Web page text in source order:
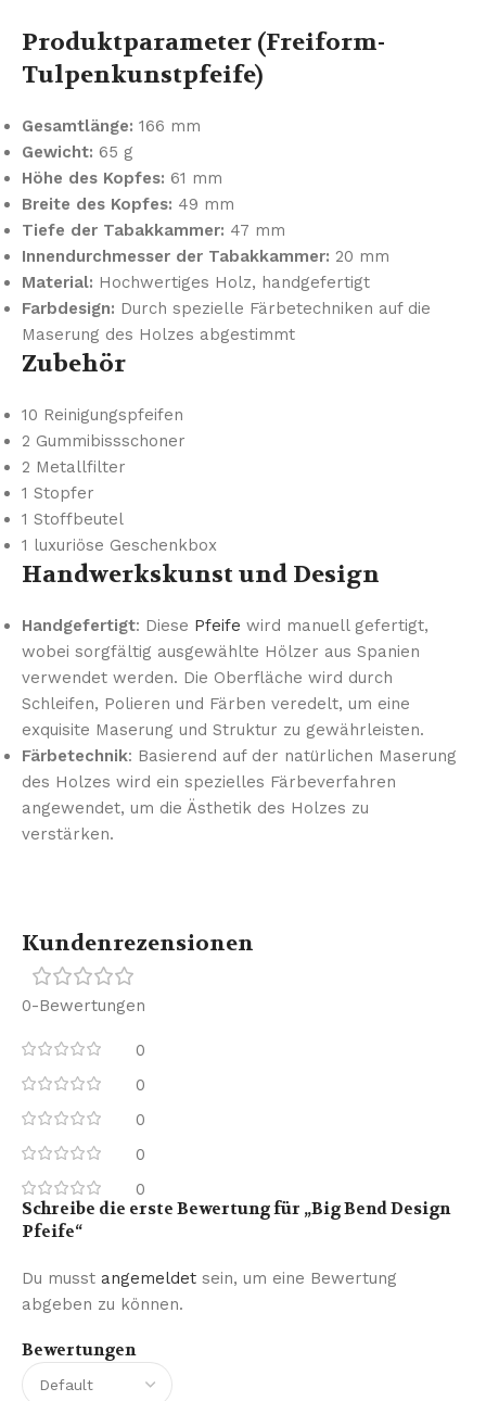
Produktparameter (Freiform-
Tulpenkunstpfeife)
Gesamtlänge: 166 mm
Gewicht: 65 g
Höhe des Kopfes: 61 mm
Breite des Kopfes: 49 mm
Tiefe der Tabakkammer: 47 mm
Innendurchmesser der Tabakkammer: 20 mm
Material: Hochwertiges Holz, handgefertigt
Farbdesign: Durch spezielle Färbetechniken auf die
Maserung des Holzes abgestimmt
Zubehör
10 Reinigungspfeifen
2 Gummibissschoner
2 Metallfilter
1 Stopfer
1 Stoffbeutel
1 luxuriöse Geschenkbox
Handwerkskunst und Design
Handgefertigt: Diese Pfeife wird manuell gefertigt,
wobei sorgfältig ausgewählte Hölzer aus Spanien
verwendet werden. Die Oberfläche wird durch
Schleifen, Polieren und Färben veredelt, um eine
exquisite Maserung und Struktur zu gewährleisten.
Färbetechnik: Basierend auf der natürlichen Maserung
des Holzes wird ein spezielles Färbeverfahren
angewendet, um die Ästhetik des Holzes zu
verstärken.
Kundenrezensionen
0-Bewertungen
0
0
0
0
0
Bewertungen
Schreibe die erste Bewertung für „Big Bend Design
Pfeife“
Du musst angemeldet sein, um eine Bewertung
abgeben zu können.